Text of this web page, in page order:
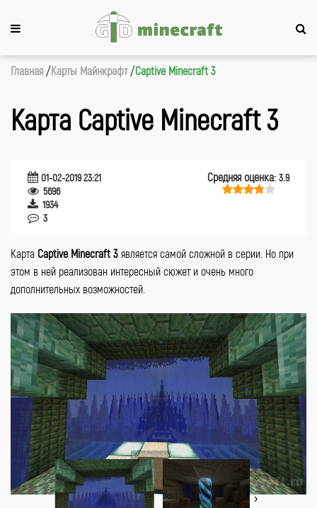
Главная Карты Майнкрафт Captive Minecraft 3
Карта Captive Minecraft 3
01-02-2019 23:21
5696
1934
3
Средняя оценка: 3.9
Карта Captive Minecraft 3 является самой сложной в серии. Но при
этом в ней реализован интересный сюжет и очень много
дополнительных возможностей.
‹
›